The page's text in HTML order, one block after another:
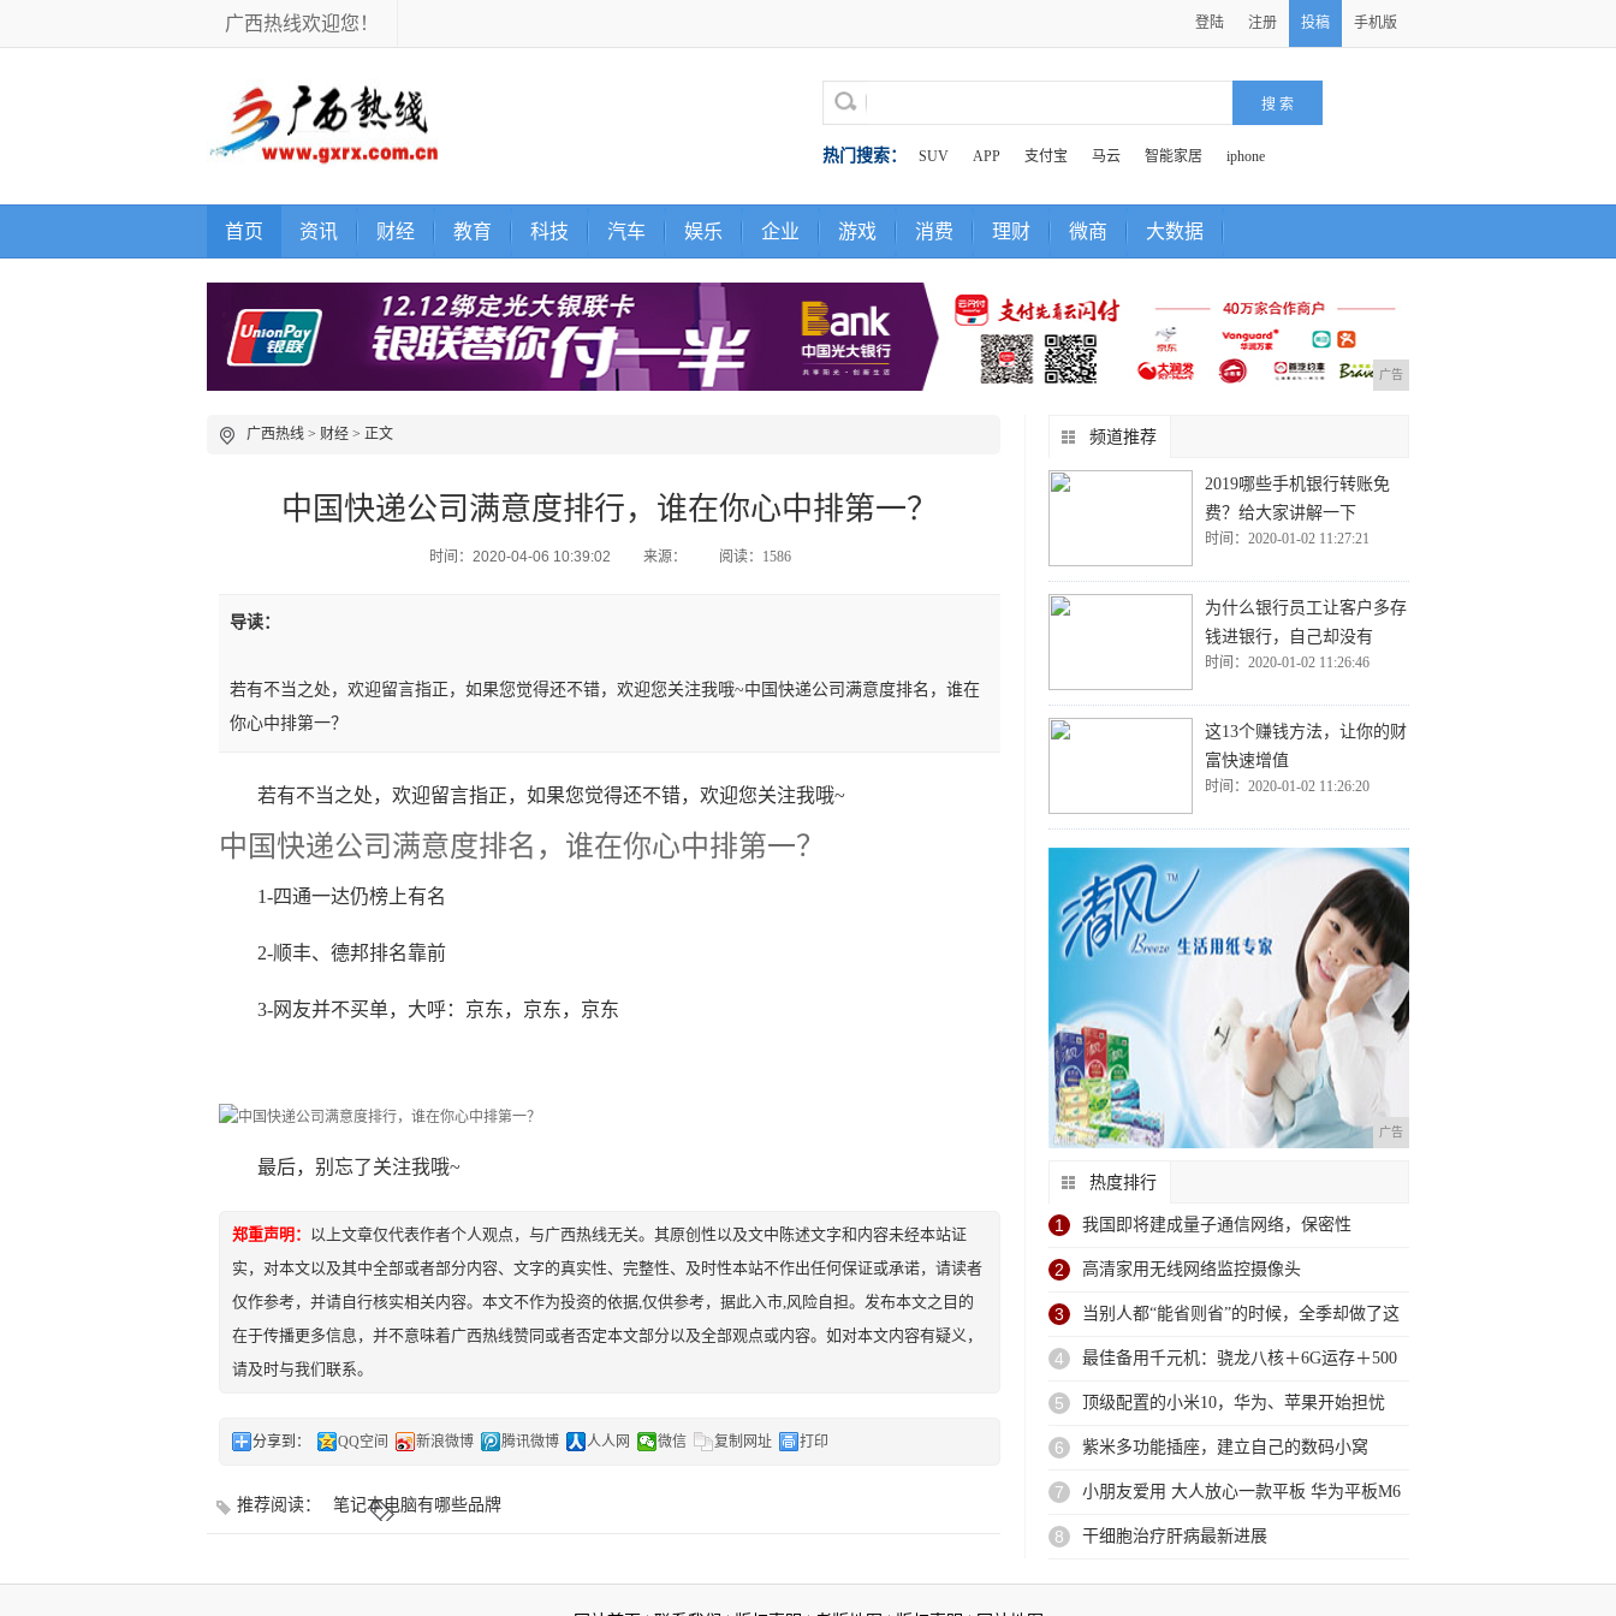
广西热线欢迎您！ 登陆 注册 投稿 手机版
热门搜索： SUV APP 支付宝 马云 智能家居 iphone
首页 资讯 财经 教育 科技 汽车 娱乐 企业 游戏 消费 理财 微商 大数据
广告
广西热线 > 财经 > 正文
中国快递公司满意度排行，谁在你心中排第一？
时间：2020-04-06 10:39:02 来源： 阅读：1586
导读：
若有不当之处，欢迎留言指正，如果您觉得还不错，欢迎您关注我哦~中国快递公司满意度排名，谁在
你心中排第一？
若有不当之处，欢迎留言指正，如果您觉得还不错，欢迎您关注我哦~
中国快递公司满意度排名，谁在你心中排第一？
1-四通一达仍榜上有名
2-顺丰、德邦排名靠前
3-网友并不买单，大呼：京东，京东，京东
最后，别忘了关注我哦~
郑重声明： 以上文章仅代表作者个人观点，与广西热线无关。其原创性以及文中陈述文字和内容未经本站证
实，对本文以及其中全部或者部分内容、文字的真实性、完整性、及时性本站不作出任何保证或承诺，请读者
仅作参考，并请自行核实相关内容。本文不作为投资的依据,仅供参考，据此入市,风险自担。发布本文之目的
在于传播更多信息，并不意味着广西热线赞同或者否定本文部分以及全部观点或内容。如对本文内容有疑义，
请及时与我们联系。
分享到： QQ空间 新浪微博 腾讯微博 人人网 微信 复制网址 打印
推荐阅读： 笔记本电脑有哪些品牌
频道推荐
2019哪些手机银行转账免
费？给大家讲解一下
时间：2020-01-02 11:27:21
为什么银行员工让客户多存
钱进银行，自己却没有
时间：2020-01-02 11:26:46
这13个赚钱方法，让你的财
富快速增值
时间：2020-01-02 11:26:20
广告
热度排行
1 我国即将建成量子通信网络，保密性
100%，
2 高清家用无线网络监控摄像头
3 当别人都“能省则省”的时候，全季却做了这
件
4 最佳备用千元机：骁龙八核＋6G运存＋500
5 顶级配置的小米10，华为、苹果开始担忧
了？
6 紫米多功能插座，建立自己的数码小窝
7 小朋友爱用 大人放心一款平板 华为平板M6
8 干细胞治疗肝病最新进展